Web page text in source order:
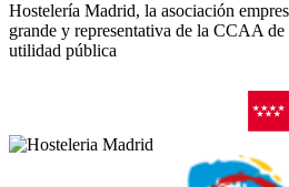
Hostelería Madrid, la asociación
grande y representativa de la CCAA
utilidad pública